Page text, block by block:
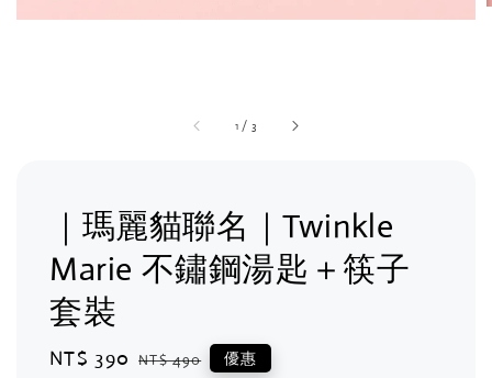
1 / 3
｜瑪麗貓聯名｜Twinkle
Marie 不鏽鋼湯匙＋筷子
套裝
Sale
NT$ 390 Regular
NT$ 490 優惠